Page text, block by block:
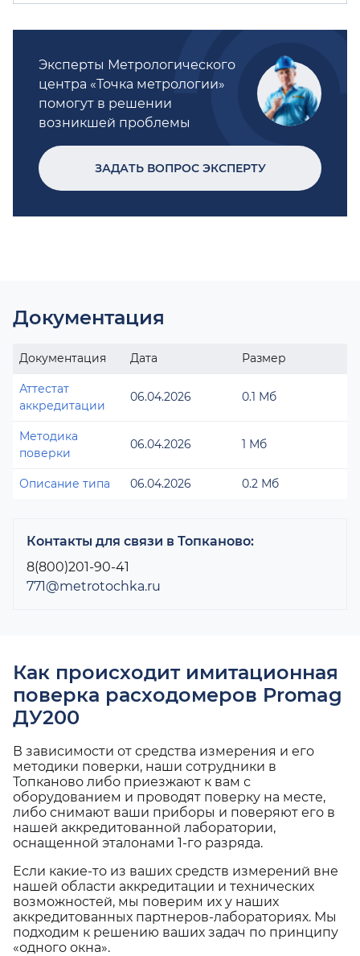
Эксперты Метрологического
центра «Точка метрологии»
помогут в решении
возникшей проблемы
ЗАДАТЬ ВОПРОС ЭКСПЕРТУ
Документация
Документация Дата Размер
Аттестат
аккредитации
06.04.2026 0.1 Мб
Методика
поверки
06.04.2026 1 Мб
Описание типа 06.04.2026 0.2 Мб
Контакты для связи в Топканово:
8(800)201-90-41
771@metrotochka.ru
Как происходит имитационная
поверка расходомеров Promag
ДУ200
В зависимости от средства измерения и его
методики поверки, наши сотрудники в
Топканово либо приезжают к вам с
оборудованием и проводят поверку на месте,
либо снимают ваши приборы и поверяют его в
нашей аккредитованной лаборатории,
оснащенной эталонами 1-го разряда.
Если какие-то из ваших средств измерений вне
нашей области аккредитации и технических
возможностей, мы поверим их у наших
аккредитованных партнеров-лабораториях. Мы
подходим к решению ваших задач по принципу
«одного окна».